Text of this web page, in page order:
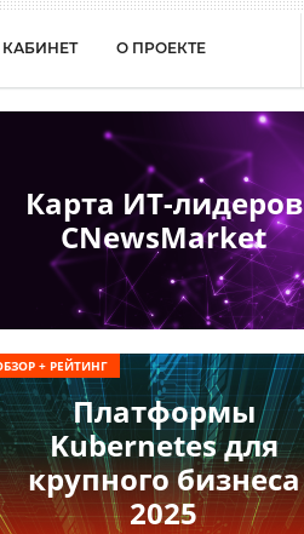
О ПРОЕКТЕ
Карта ИТ-лидеров
CNewsMarket
Платформы
Kubernetes для
крупного бизнеса
2025
+ РЕЙТИНГ